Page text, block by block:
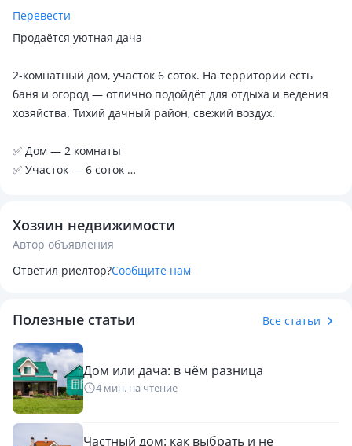
Перевести
Продаётся уютная дача
2-комнатный дом, участок 6 соток. На территории есть
баня и огород — отлично подойдёт для отдыха и ведения
хозяйства. Тихий дачный район, свежий воздух.
✅ Дом — 2 комнаты
✅ Участок — 6 соток
✅ Удобно для отдыха и проживания
Цена договорная. Звоните / пишите для подробностей.
Хозяин недвижимости
Автор объявления
Ответил риелтор?Сообщите нам
Полезные статьи Все статьи
Дом или дача: в чём разница
4 мин. на чтение
Частный дом: как выбрать и не